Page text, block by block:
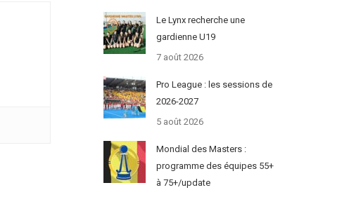
Le Lynx recherche une
gardienne U19
7 août 2026
Pro League : les sessions de
2026-2027
5 août 2026
Mondial des Masters :
programme des équipes 55+
à 75+/update